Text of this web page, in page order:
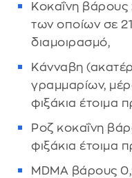
Κοκαΐνη
των οποίων σε
διαμοιρασμό,
Κάνναβη
γραμμαρίων,
φιξάκια έτοιμα
Ροζ κοκαΐνη
φιξάκια έτοιμα
ΜDMA βάρους